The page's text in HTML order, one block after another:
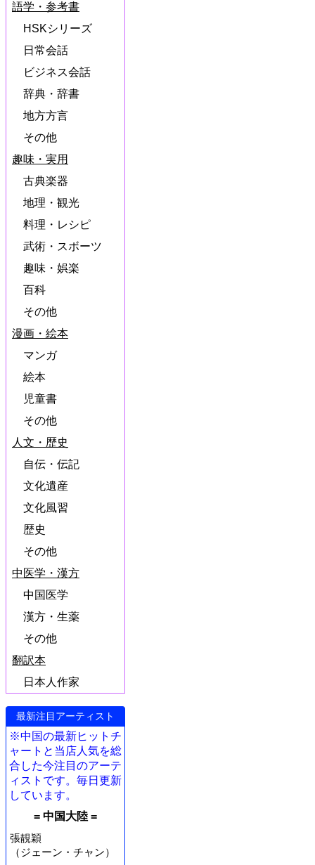
語学・参考書
HSKシリーズ
日常会話
ビジネス会話
辞典・辞書
地方方言
その他
趣味・実用
古典楽器
地理・観光
料理・レシピ
武術・スボーツ
趣味・娯楽
百科
その他
漫画・絵本
マンガ
絵本
児童書
その他
人文・歴史
自伝・伝記
文化遺産
文化風習
歴史
その他
中医学・漢方
中国医学
漢方・生薬
その他
翻訳本
日本人作家
最新注目アーティスト
※中国の最新ヒットチ
ャートと当店人気を総
合した今注目のアーテ
ィストです。毎日更新
しています。
= 中国大陸 =
張靚穎
（ジェーン・チャン）